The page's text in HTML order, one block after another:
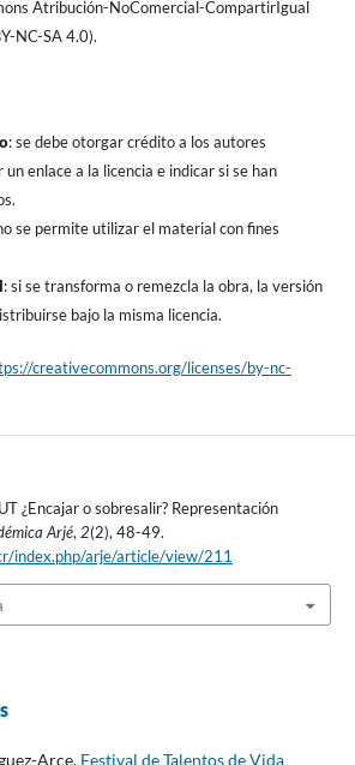
Atribución-NoComercial-CompartirIgual
NC-SA 4.0).
: se debe otorgar crédito a los autores
enlace a la licencia e indicar si se han
se permite utilizar el material con fines
: si se transforma o remezcla la obra, la versión
bajo la misma licencia.
creativecommons.org/licenses/by-nc-
¿Encajar o sobresalir? Representación
Arjé,2(2), 48-49.
index.php/arje/article/view/211
Arce, Festival de Talentos de Vida